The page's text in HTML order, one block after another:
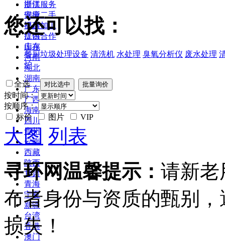
浙江
安徽
福建
江西
山东
河南
湖北
湖南
广东
广西
海南
四川
贵州
云南
西藏
陕西
甘肃
青海
宁夏
新疆
台湾
香港
澳门
提供服务
供应二手
提供加工
提供合作
库存
您还可以找：
餐厨垃圾处理设备 清洗机 水处理 臭氧分析仪 废水处理
炉
全选
按时间：
按顺序：
标价
图片 VIP
大图 列表
寻环网温馨提示： 请新老
布者身份与资质的甄别
损失！